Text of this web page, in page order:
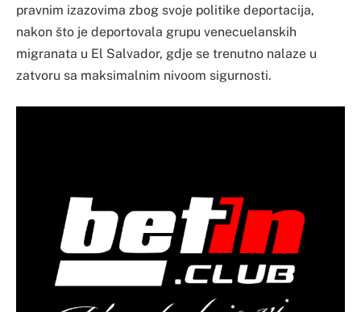
pravnim izazovima zbog svoje politike deportacija,
nakon što je deportovala grupu venecuelanskih
migranata u El Salvador, gdje se trenutno nalaze u
zatvoru sa maksimalnim nivoom sigurnosti.